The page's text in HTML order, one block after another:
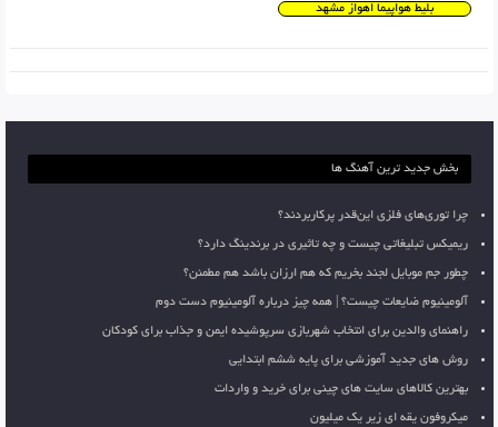
بلیط هواپیما اهواز مشهد
بخش جدید ترین آهنگ ها
چرا توری‌های فلزی این‌قدر پرکاربردند؟
ریمیکس تبلیغاتی چیست و چه تاثیری در برندینگ دارد؟
چطور جم موبایل لجند بخریم که هم ارزان باشد هم مطمئن؟
آلومینیوم ضایعات چیست؟ | همه چیز درباره آلومینیوم دست دوم
راهنمای والدین برای انتخاب شهربازی سرپوشیده ایمن و جذاب برای کودکان
روش های جدید آموزشی برای پایه ششم ابتدایی
بهترین کالاهای سایت های چینی برای خرید و واردات
میکروفون یقه ای زیر یک میلیون